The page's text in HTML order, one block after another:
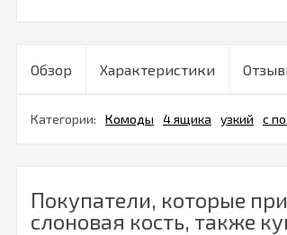
Обзор Характеристики
Категории: Комоды 4 ящика узкий с
Покупатели, которые
слоновая кость, также